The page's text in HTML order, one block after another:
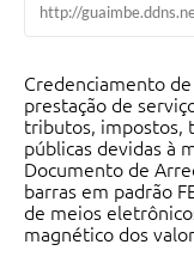
http://
Credenciamento
prestação de
tributos, impostos,
públicas devidas à
Documento de
barras em padrão
de meios
magnético dos